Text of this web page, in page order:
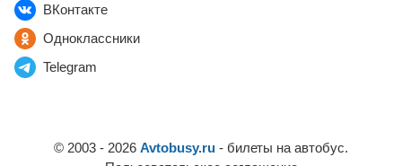
ВКонтакте
Одноклассники
Telegram
© 2003 - 2026 Avtobusy.ru - билеты на автобус.